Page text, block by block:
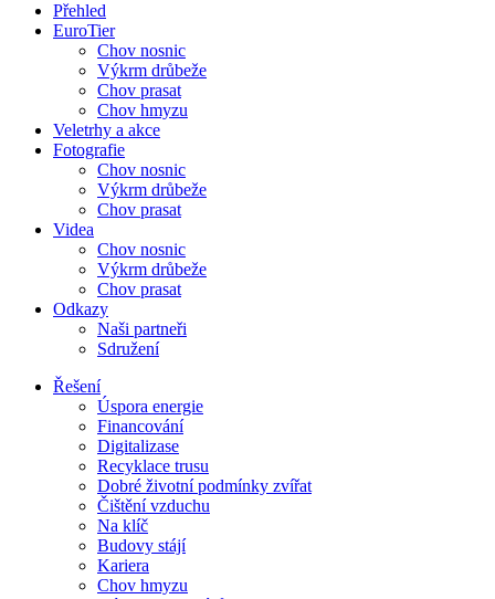
Přehled
EuroTier
Chov nosnic
Výkrm drůbeže
Chov prasat
Chov hmyzu
Veletrhy a akce
Fotografie
Chov nosnic
Výkrm drůbeže
Chov prasat
Videa
Chov nosnic
Výkrm drůbeže
Chov prasat
Odkazy
Naši partneři
Sdružení
Řešení
Úspora energie
Financování
Digitalizase
Recyklace trusu
Dobré životní podmínky zvířat
Čištění vzduchu
Na klíč
Budovy stájí
Kariera
Chov hmyzu